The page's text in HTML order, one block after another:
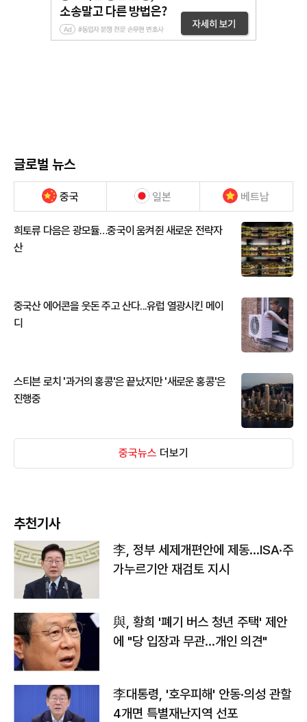
글로벌 뉴스
중국 일본 베트남
희토류 다음은 광모듈…중국이 움켜쥔 새로운 전략자
산
중국산 에어콘을 웃돈 주고 산다...유럽 열광시킨 메이
디
스티븐 로치 '과거의 홍콩'은 끝났지만 '새로운 홍콩'은
진행중
중국뉴스 더보기
추천기사
李, 정부 세제개편안에 제동…ISA·주
가누르기안 재검토 지시
與, 황희 '폐기 버스 청년 주택' 제안
에 "당 입장과 무관…개인 의견"
李대통령, '호우피해' 안동·의성 관할
4개면 특별재난지역 선포